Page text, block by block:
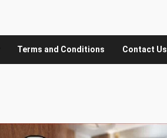
Terms and Conditions Contact Us